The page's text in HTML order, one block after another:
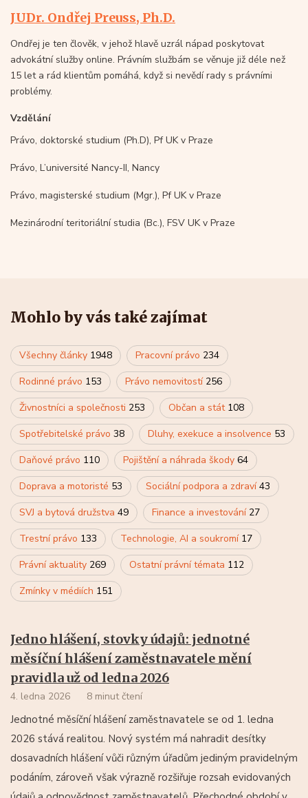
JUDr. Ondřej Preuss, Ph.D.
Ondřej je ten člověk, v jehož hlavě uzrál nápad poskytovat
advokátní služby online. Právním službám se věnuje již déle než
15 let a rád klientům pomáhá, když si nevědí rady s právními
problémy.
Vzdělání
Právo, doktorské studium (Ph.D), Pf UK v Praze
Právo, L’université Nancy-II, Nancy
Právo, magisterské studium (Mgr.), Pf UK v Praze
Mezinárodní teritoriální studia (Bc.), FSV UK v Praze
Mohlo by vás také zajímat
Všechny články 1948 Pracovní právo 234
Rodinné právo 153 Právo nemovitostí 256
Živnostníci a společnosti 253 Občan a stát 108
Spotřebitelské právo 38 Dluhy, exekuce a insolvence 53
Daňové právo 110 Pojištění a náhrada škody 64
Doprava a motoristé 53 Sociální podpora a zdraví43
SVJ a bytová družstva 49 Finance a investování 27
Trestní právo 133 Technologie, AI a soukromí 17
Právní aktuality 269 Ostatní právní témata 112
Zmínky v médiích 151
Jedno hlášení, stovky údajů: jednotné
měsíční hlášení zaměstnavatele mění
pravidla už od ledna 2026
4. ledna 2026 8 minut čtení
Jednotné měsíční hlášení zaměstnavatele se od 1. ledna
2026 stává realitou. Nový systém má nahradit desítky
dosavadních hlášení vůči různým úřadům jediným pravidelným
podáním, zároveň však výrazně rozšiřuje rozsah evidovaných